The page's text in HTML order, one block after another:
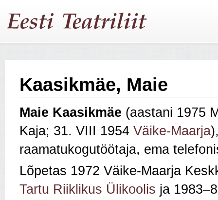
Kaasikmäe, Maie
Maie Kaasikmäe (aastani 1975
Kaja; 31. VIII 1954 Väike-Maarja
raamatukogutöötaja, ema
Lõpetas 1972 Väike-Maarja
Tartu Riiklikus Ülikoolis ja